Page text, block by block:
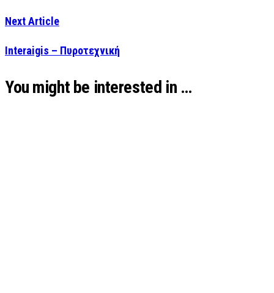
Next Article
Interaigis – Πυροτεχνική
You might be interested in …